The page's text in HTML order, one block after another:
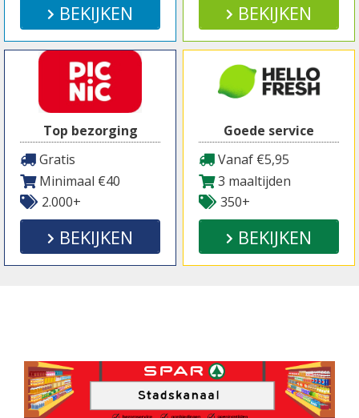
BEKIJKEN BEKIJKEN
Top bezorging
Gratis
Minimaal €40
2.000+
BEKIJKEN
Goede service
Vanaf €5,95
3 maaltijden
350+
BEKIJKEN